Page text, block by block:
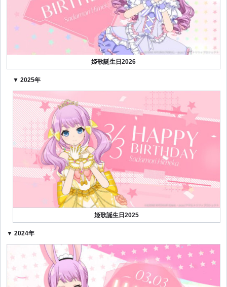
姫歌誕生日2026
▼ 2025年
姫歌誕生日2025
▼ 2024年